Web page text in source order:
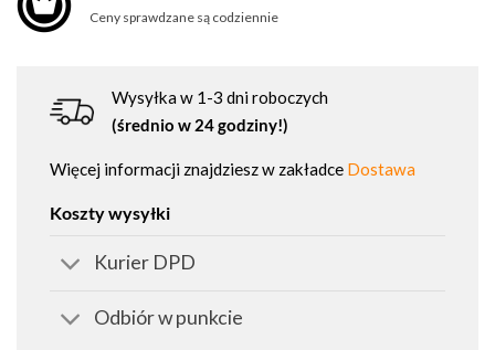
Ceny sprawdzane są codziennie
Wysyłka w 1-3 dni roboczych
(średnio w 24 godziny!)
Więcej informacji znajdziesz w zakładce Dostawa
Koszty wysyłki
Kurier DPD
Odbiór w punkcie